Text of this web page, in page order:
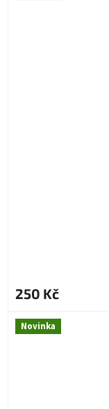
250 Kč
Novinka